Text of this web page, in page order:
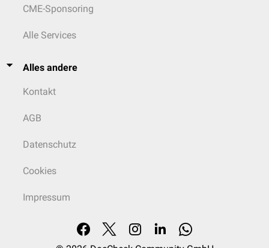
CME-Sponsoring
Alle Services
Alles andere
Kontakt
AGB
Datenschutz
Cookies
Impressum